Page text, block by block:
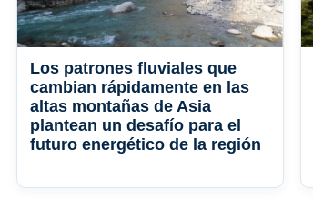
Los patrones fluviales que
cambian rápidamente en las
altas montañas de Asia
plantean un desafío para el
futuro energético de la región